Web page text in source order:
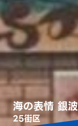
海の表情 銀波
25街区